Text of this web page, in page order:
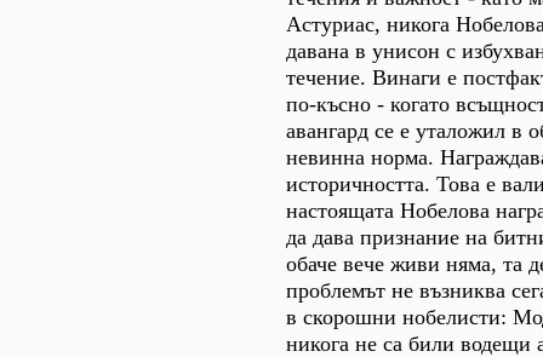
Астуриас, никога
давана в унисон с
течение. Винаги е
по-късно - когато
авангард се е уталожил в
невинна норма.
историчността. Това е
настоящата Нобелова
да дава признание на
обаче вече живи няма, та
проблемът не възниква
в скорошни нобелисти:
никога не са били водещи